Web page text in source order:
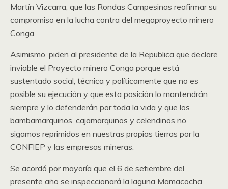
Martín Vizcarra, que las Rondas Campesinas reafirmar su
compromiso en la lucha contra del megaproyecto minero
Conga.
Asimismo, piden al presidente de la Republica que declare
inviable el Proyecto minero Conga porque está
sustentado social, técnica y políticamente que no es
posible su ejecución y que esta posición lo mantendrán
siempre y lo defenderán por toda la vida y que los
bambamarquinos, cajamarquinos y celendinos no
sigamos reprimidos en nuestras propias tierras por la
CONFIEP y las empresas mineras.
Se acordó por mayoría que el 6 de setiembre del
presente año se inspeccionará la laguna Mamacocha